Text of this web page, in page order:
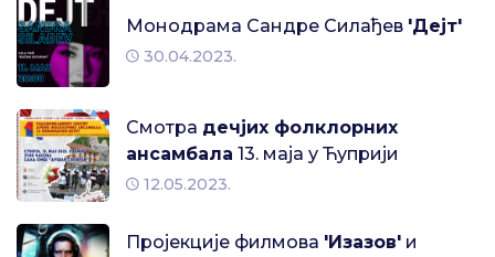
Монодрама Сандре Силађев 'Дејт'
30.04.2023.
Смотра дечјих фолклорних
ансамбала 13. маја у Ћуприји
12.05.2023.
Пројекције филмова 'Изазов' и